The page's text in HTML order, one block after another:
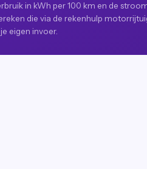
in kWh per 100 km en de
die via de rekenhulp
eigen invoer.